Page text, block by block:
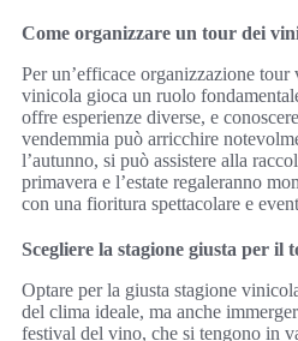
Come organizzare un tour dei
Per un’efficace organizzazione
vinicola gioca un ruolo
offre esperienze diverse, e
vendemmia può arricchire
l’autunno, si può assistere alla
primavera e l’estate regaleranno
con una fioritura spettacolare e
Scegliere la stagione giusta per il
Optare per la giusta stagione
del clima ideale, ma anche
festival del vino, che si tengono in